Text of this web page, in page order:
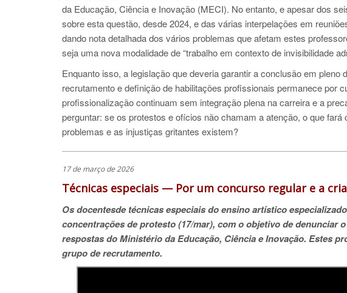
da Educação, Ciência e Inovação (MECI). No entanto, e apesar dos
sobre esta questão, desde 2024, e das várias interpelações em
dando nota detalhada dos vários problemas que afetam estes
seja uma nova modalidade de “trabalho em contexto de invisibilidade
Enquanto isso, a legislação que deveria garantir a conclusão em
recrutamento e definição de habilitações profissionais permanece por
profissionalização continuam sem integração plena na carreira e a
perguntar: se os protestos e ofícios não chamam a atenção, o que
problemas e as injustiças gritantes existem?
17 de março de 2026
Técnicas especiais — Por um concurso regular e a
Os docentesde técnicas especiais do ensino artístico
concentrações de protesto (17/mar), com o objetivo de denunciar
respostas do Ministério da Educação, Ciência e Inovação. Estes
grupo de recrutamento.